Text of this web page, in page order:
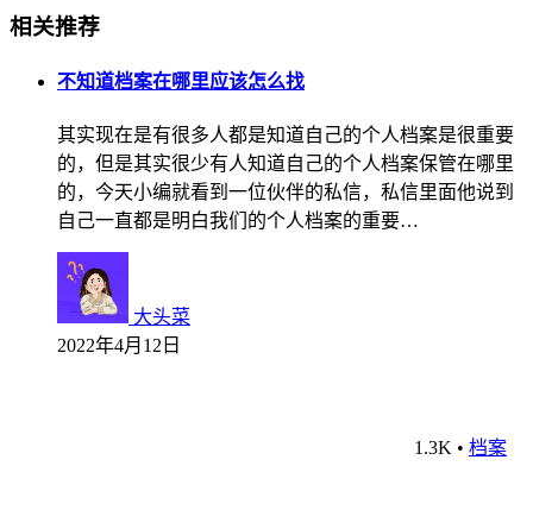
相关推荐
不知道档案在哪里应该怎么找
其实现在是有很多人都是知道自己的个人档案是很重要
的，但是其实很少有人知道自己的个人档案保管在哪里
的，今天小编就看到一位伙伴的私信，私信里面他说到
自己一直都是明白我们的个人档案的重要…
大头菜
2022年4月12日
1.3K • 档案